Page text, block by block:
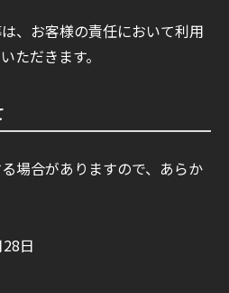
、お客様の責任において利用
ただきます。
場合がありますので、あらか
日